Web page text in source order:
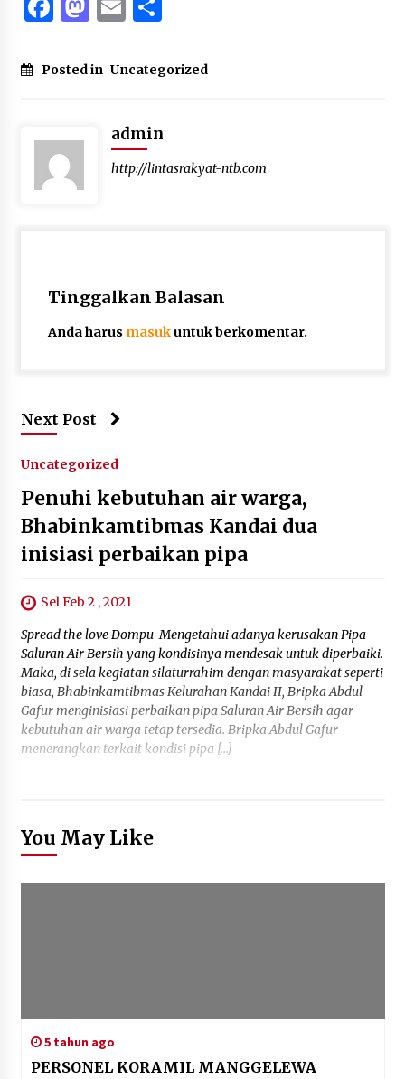
Facebook
Mastodon
Email
Posted in Uncategorized
admin
http://lintasrakyat-ntb.com
Tinggalkan Balasan
Anda harus masukuntuk berkomentar.
Next Post
Uncategorized
Penuhi kebutuhan air warga,
Bhabinkamtibmas Kandai dua
inisiasi perbaikan pipa
Sel Feb 2 , 2021
Spread the love Dompu-Mengetahui adanya kerusakan Pipa
Saluran Air Bersih yang kondisinya mendesak untuk diperbaiki.
Maka, di sela kegiatan silaturrahim dengan masyarakat seperti
biasa, Bhabinkamtibmas Kelurahan Kandai II, Bripka Abdul
Gafur menginisiasi perbaikan pipa Saluran Air Bersih agar
kebutuhan air warga tetap tersedia. Bripka Abdul Gafur
menerangkan terkait kondisi pipa […]
You May Like
5 tahun ago
PERSONEL KORAMIL MANGGELEWA